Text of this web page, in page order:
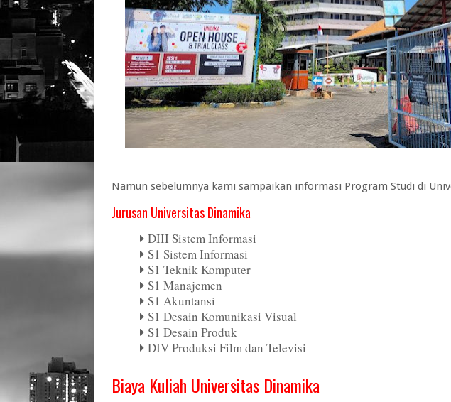
Namun sebelumnya kami sampaikan informasi Program Studi di
Jurusan Universitas Dinamika
DIII Sistem Informasi
S1 Sistem Informasi
S1 Teknik Komputer
S1 Manajemen
S1 Akuntansi
S1 Desain Komunikasi Visual
S1 Desain Produk
DIV Produksi Film dan Televisi
Biaya Kuliah Universitas Dinamika